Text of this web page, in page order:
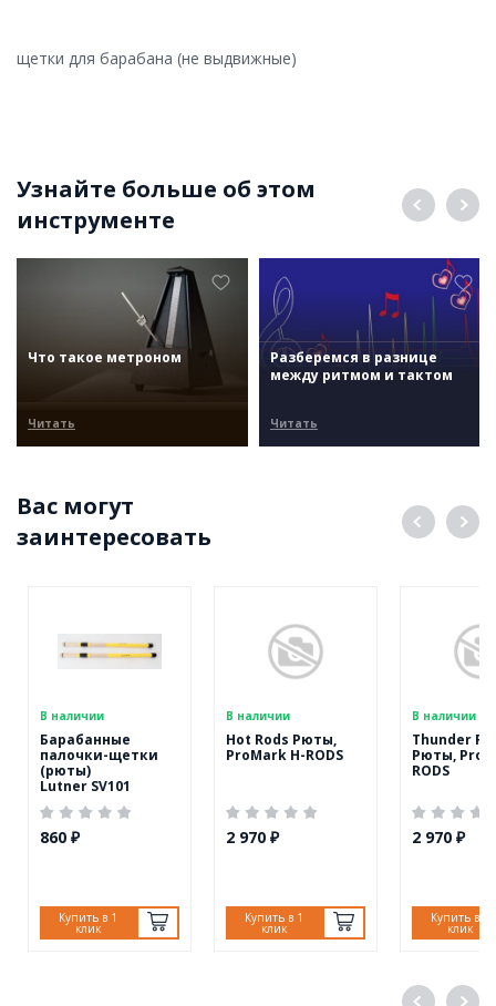
щетки для барабана (не выдвижные)
Узнайте больше об этом
инструменте
Что такое метроном
Читать
Разберемся в разнице
между ритмом и тактом
Читать
Вас могут
заинтересовать
В наличии
Барабанные
палочки-щетки
(рюты)
Lutner SV101
860 ₽
Купить в 1
клик
В наличии
Hot Rods Рюты,
ProMark H-RODS
2 970 ₽
Купить в 1
клик
В наличии
Thunder
Рюты,
RODS
2 970 ₽
Купить в 1
клик